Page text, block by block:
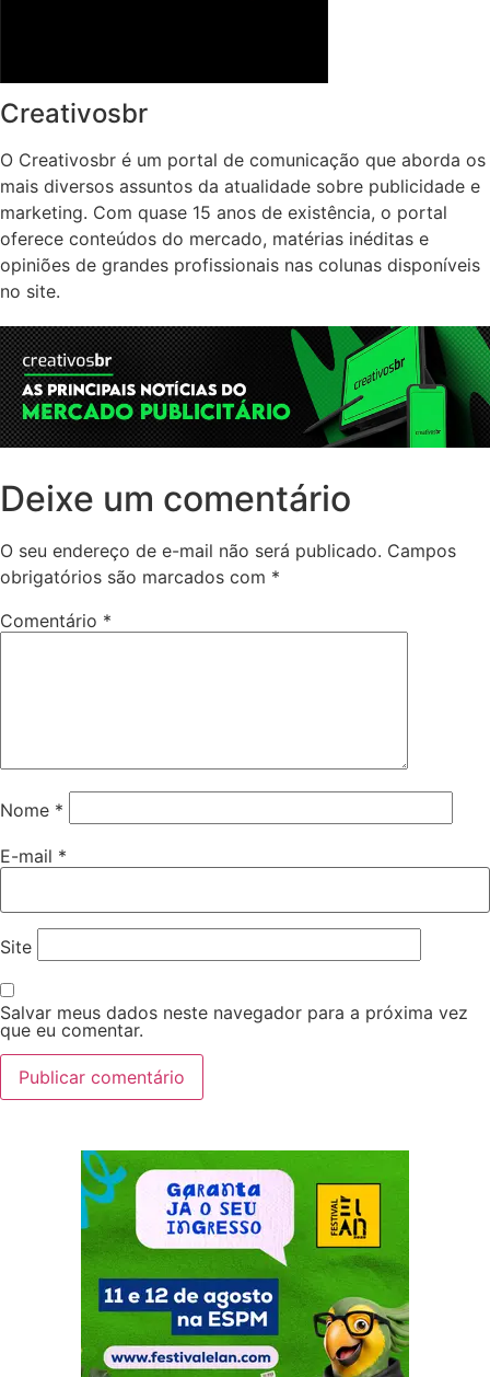
Creativosbr
O Creativosbr é um portal de comunicação que aborda os
mais diversos assuntos da atualidade sobre publicidade e
marketing. Com quase 15 anos de existência, o portal
oferece conteúdos do mercado, matérias inéditas e
opiniões de grandes profissionais nas colunas disponíveis
no site.
Deixe um comentário
O seu endereço de e-mail não será publicado. Campos
obrigatórios são marcados com *
Comentário *
Nome *
E-mail *
Site
Salvar meus dados neste navegador para a próxima vez
que eu comentar.